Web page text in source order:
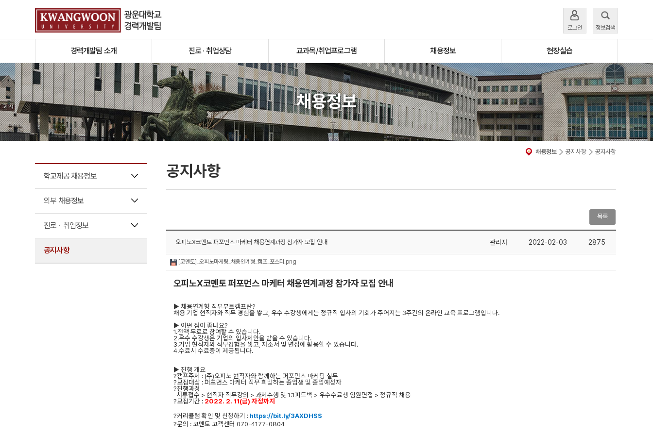
로그인 정보검색
경력개발팀 소개 진로 · 취업상담 교과목/취업프로그램 채용정보 현장실습
채용정보
학교제공 채용정보
외부 채용정보
진로ㆍ취업정보
공지사항
채용정보 공지사항 공지사항
공지사항
목록
오피노X코멘토 퍼포먼스 마케터 채용연계과정 참가자 모집 안내 관리자 2022-02-03 2875
[코멘토]_오피노마케팅_채용연계형_캠프_포스터.png
오피노X코멘토 퍼포먼스 마케터 채용연계과정 참가자 모집 안내
▶ 채용연계형 직무부트캠프란?
채용 기업 현직자와 직무 경험을 쌓고 우수 수강생에게는 정규직 입사의 기회가 주어지는 3주간의 온라인 교육 프로그램입니다.
▶ 어떤 점이 좋나요?
1.전액 무료로 참여할 수 있습니다.
2.우수 수강생은 기업의 입사제안을 받을 수 있습니다.
3.기업 현직자와 직무경험을 쌓고 자소서 및 면접에 활용할 수 있습니다.
4.수료시 수료증이 제공됩니다.
▶ 진행 개요
?캠프주제 : (주)오피노 현직자와 함께하는 퍼포먼스 마케팅 실무
?모집대상 :퍼포먼스 마케터 직무 희망하는 졸업생 및 졸업예정자
?진행과정
서류접수 > 현직자 직무강의 > 과제수행 및 1:1피드백 > 우수수료생 임원면접 > 정규직 채용
?모집기간 : 2022. 2. 11(금) 자정까지
?커리큘럼 확인 및 신청하기 : https://bit.ly/3AXDHSS
?문의 : 코멘토 고객센터 070-4177-0804